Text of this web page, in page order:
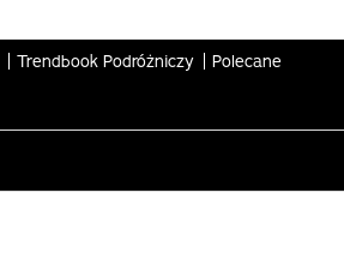
Trendbook Podróżniczy Polecane